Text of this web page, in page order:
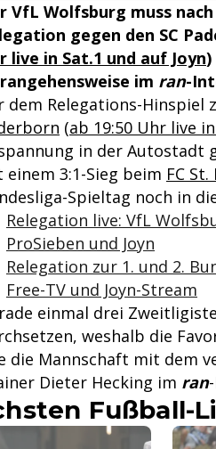
VfL Wolfsburg muss
gegen den SC
live in Sat.1 und auf Joyn)
im ran-
dem Relegations-Hinspiel
(ab 19:50 Uhr live
in der Autostadt
einem 3:1-Sieg beim FC St.
Spieltag noch in
Relegation live: VfL
ProSieben und Joyn
Relegation zur 1. und 2.
Free-TV und Joyn-Stream
einmal drei
weshalb die
die Mannschaft mit dem
Dieter Hecking im ran
Fußball-